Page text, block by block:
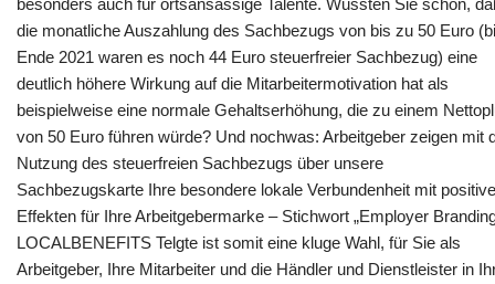
die monatliche Auszahlung des Sachbezugs von bis zu 50 Euro
Ende 2021 waren es noch 44 Euro steuerfreier Sachbezug) eine
deutlich höhere Wirkung auf die Mitarbeitermotivation hat als
beispielweise eine normale Gehaltserhöhung, die zu einem
von 50 Euro führen würde? Und nochwas: Arbeitgeber zeigen mit
Nutzung des steuerfreien Sachbezugs über unsere
Sachbezugskarte Ihre besondere lokale Verbundenheit mit
Effekten für Ihre Arbeitgebermarke – Stichwort „Employer
LOCALBENEFITS Telgte ist somit eine kluge Wahl, für Sie als
Arbeitgeber, Ihre Mitarbeiter und die Händler und Dienstleister in